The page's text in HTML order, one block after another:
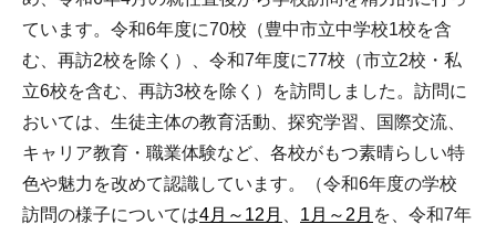
ています。令和6年度に70校（豊中市立中学校1校を含
む、再訪2校を除く）、令和7年度に77校（市立2校・私
立6校を含む、再訪3校を除く）を訪問しました。訪問に
おいては、生徒主体の教育活動、探究学習、国際交流、
キャリア教育・職業体験など、各校がもつ素晴らしい特
色や魅力を改めて認識しています。（令和6年度の学校
訪問の様子については4月～12月 1月～2月 を、令和7年